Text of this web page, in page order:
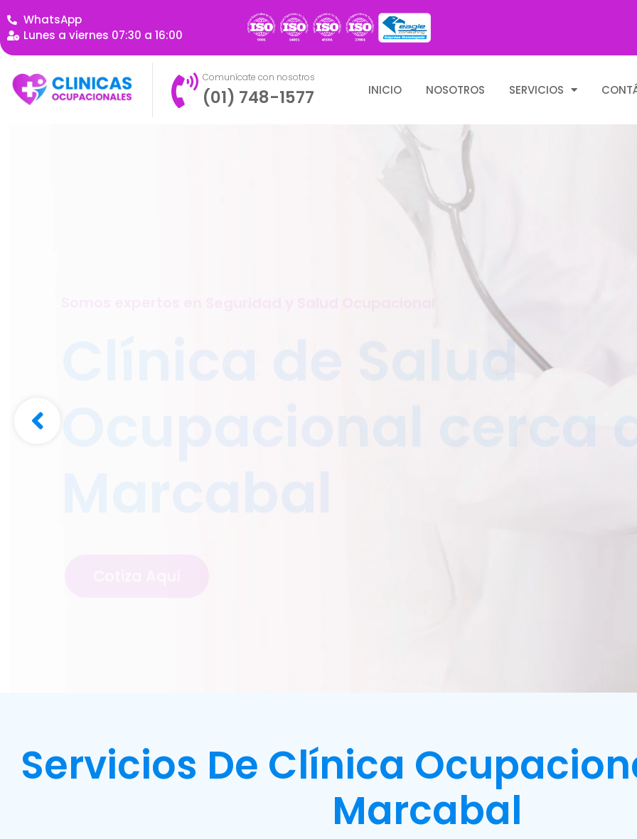
WhatsApp
Lunes a viernes 07:30 a 16:00
Comunícate con nosotros
(01) 748-1577 INICIO NOSOTROS SERVICIOS
Clínica de Salud
Ocupacional cerca
Servicios De Clínica
Marcabal